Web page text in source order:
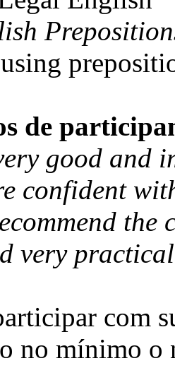
de
good and
confident
the
very
com
no mínimo